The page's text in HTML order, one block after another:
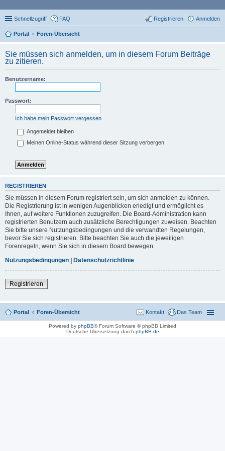
Schnellzugriff FAQ Anmelden
Registrieren
Portal Foren-Übersicht
Sie müssen sich anmelden, um in diesem Forum Beiträge
zu zitieren.
Benutzername:
Passwort:
Ich habe mein Passwort vergessen
Angemeldet bleiben
Meinen Online-Status während dieser Sitzung verbergen
REGISTRIEREN
Sie müssen in diesem Forum registriert sein, um sich anmelden zu können.
Die Registrierung ist in wenigen Augenblicken erledigt und ermöglicht es
Ihnen, auf weitere Funktionen zuzugreifen. Die Board-Administration kann
registrierten Benutzern auch zusätzliche Berechtigungen zuweisen. Beachten
Sie bitte unsere Nutzungsbedingungen und die verwandten Regelungen,
bevor Sie sich registrieren. Bitte beachten Sie auch die jeweiligen
Forenregeln, wenn Sie sich in diesem Board bewegen.
Nutzungsbedingungen | Datenschutzrichtlinie
Registrieren
Portal Foren-Übersicht Das Team
Kontakt
Powered by phpBB® Forum Software © phpBB Limited
Deutsche Übersetzung durch phpBB.de